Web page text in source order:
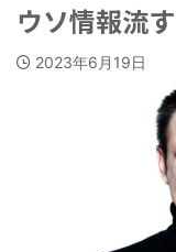
ウソ情報流
2023年6月19日